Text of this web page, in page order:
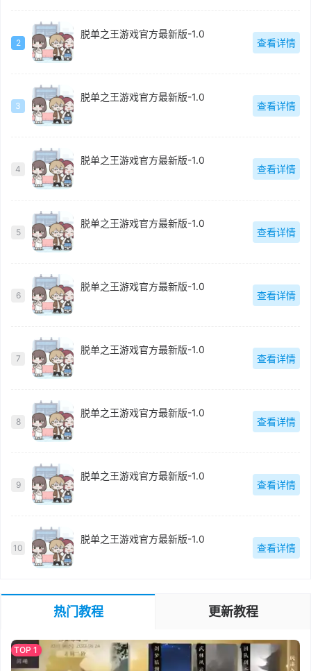
2
脱单之王游戏官方最新版-1.0
查看详情
3
脱单之王游戏官方最新版-1.0
查看详情
4
脱单之王游戏官方最新版-1.0
查看详情
5
脱单之王游戏官方最新版-1.0
查看详情
6
脱单之王游戏官方最新版-1.0
查看详情
7
脱单之王游戏官方最新版-1.0
查看详情
8
脱单之王游戏官方最新版-1.0
查看详情
9
脱单之王游戏官方最新版-1.0
查看详情
10
脱单之王游戏官方最新版-1.0
查看详情
热门教程 更新教程